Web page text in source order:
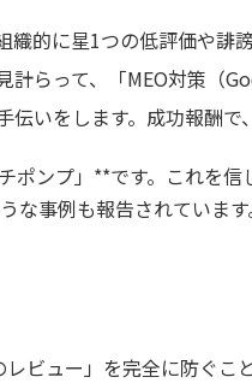
的に星1つの低評価や誹
計らって、「MEO対策（
いをします。成功報酬で
ンプ」**です。これを
事例も報告されています
ビュー」を完全に防ぐこ